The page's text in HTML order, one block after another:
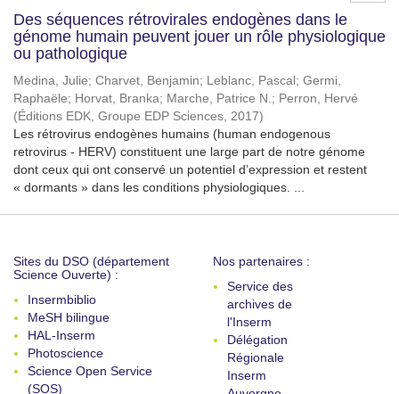
Des séquences rétrovirales endogènes dans le
génome humain peuvent jouer un rôle physiologique
ou pathologique
Medina, Julie; Charvet, Benjamin; Leblanc, Pascal ; Germi,
Raphaële; Horvat, Branka; Marche, Patrice N.; Perron, Hervé
(Éditions EDK, Groupe EDP Sciences, 2017)
Les rétrovirus endogènes humains (human endogenous
retrovirus - HERV) constituent une large part de notre génome
dont ceux qui ont conservé un potentiel d’expression et restent
« dormants » dans les conditions physiologiques. ...
Sites du DSO (département
Science Ouverte) :
Insermbiblio
MeSH bilingue
HAL-Inserm
Photoscience
Science Open Service
(SOS)
Nos partenaires :
Service des
archives de
l'Inserm
Délégation
Régionale
Inserm